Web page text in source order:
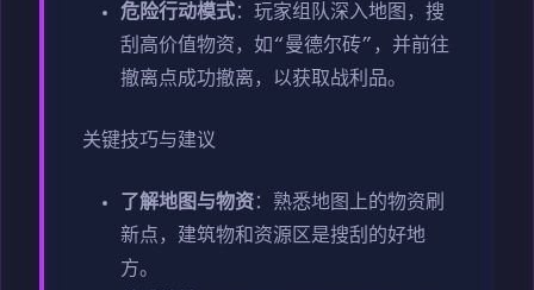
危险行动模式：玩家组队深入地图，搜
刮高价值物资，如“曼德尔砖”，并前往
撤离点成功撤离，以获取战利品。
关键技巧与建议
了解地图与物资：熟悉地图上的物资刷
新点，建筑物和资源区是搜刮的好地
方。